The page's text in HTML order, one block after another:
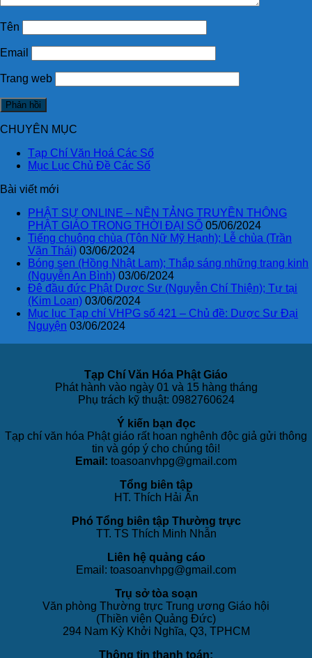
Tên
Email
Trang web
CHUYÊN MỤC
Tạp Chí Văn Hoá Các Số
Mục Lục Chủ Đề Các Số
Bài viết mới
PHẬT SỰ ONLINE – NỀN TẢNG TRUYỀN THÔNG
PHẬT GIÁO TRONG THỜI ĐẠI SỐ 05/06/2024
Tiếng chuông chùa (Tôn Nữ Mỹ Hạnh); Lễ chùa (Trần
Văn Thái) 03/06/2024
Bóng sen (Hồng Nhật Lam); Thắp sáng những trang kinh
(Nguyễn An Bình) 03/06/2024
Đê đầu đức Phật Dược Sư (Nguyễn Chí Thiện); Tự tại
(Kim Loan) 03/06/2024
Mục lục Tạp chí VHPG số 421 – Chủ đề: Dược Sư Đại
Nguyện 03/06/2024
Tạp Chí Văn Hóa Phật Giáo
Phát hành vào ngày 01 và 15 hàng tháng
Phụ trách kỹ thuật: 0982760624
Ý kiến bạn đọc
Tạp chí văn hóa Phật giáo rất hoan nghênh độc giả gửi thông
tin và góp ý cho chúng tôi!
Email: toasoanvhpg@gmail.com
Tổng biên tập
HT. Thích Hải Ấn
Phó Tổng biên tập Thường trực
TT. TS Thích Minh Nhẫn
Liên hệ quảng cáo
Email: toasoanvhpg@gmail.com
Trụ sở tòa soạn
Văn phòng Thường trực Trung ương Giáo hội
(Thiền viện Quảng Đức)
294 Nam Kỳ Khởi Nghĩa, Q3, TPHCM
Thông tin thanh toán: